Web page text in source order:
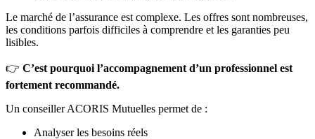
Le marché de l’assurance est complexe. Les offres sont nombreuses,
les conditions parfois difficiles à comprendre et les garanties peu
lisibles.
👉 C’est pourquoi l’accompagnement d’un professionnel est
fortement recommandé.
Un conseiller ACORIS Mutuelles permet de :
Analyser les besoins réels